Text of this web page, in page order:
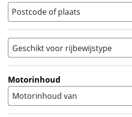
Racer ( 0)
Sport (0)
Sport Touring
Supermotard (0)
Supersport
Tourer (0)
Touring Enduro
Postcode of plaats
Geschikt voor rijbewijstype
A (1)
A1 (0)
(
Motorinhoud
Motorinhoud van